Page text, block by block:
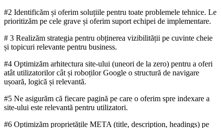
#2 Identificăm și oferim soluțiile pentru toate problemele tehnice. Le
prioritizăm pe cele grave și oferim suport echipei de implementare.
# 3 Realizăm strategia pentru obținerea vizibilității pe cuvinte cheie
și topicuri relevante pentru business.
#4 Optimizăm arhitectura site-ului (uneori de la zero) pentru a oferi
atât utilizatorilor cât și roboților Google o structură de navigare
ușoară, logică și relevantă.
#5 Ne asigurăm că fiecare pagină pe care o oferim spre indexare a
site-ului este relevantă pentru utilizatori.
#6 Optimizăm proprietățile META (title, description, headings) pe